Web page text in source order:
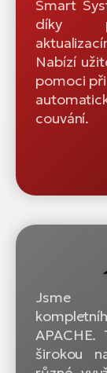
Smart
díky
Nabízí
pomoci
couvání.
Jsme
APACHE.
širokou